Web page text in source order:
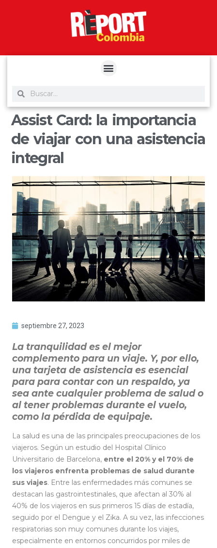
Assist Card: la importancia
de viajar con una asistencia
integral
septiembre 27, 2023
La tranquilidad es el mejor
complemento para un viaje. Y, por ello,
una tarjeta de asistencia es esencial
para para contar con un respaldo, ya
sea ante cualquier problema de salud o
al tener problemas durante el vuelo,
como la pérdida de equipaje.
La salud es una de las principales preocupaciones de los
viajeros. Según un estudio del Hospital Clínico
Universitario de Barcelona, entre el 20% y el 70% de
los viajeros enfrenta problemas de salud durante
sus viajes. Entre las enfermedades más comunes se
destacan las gastrointestinales, que afectan al 30% al
40% de los viajeros en sus primeros 15 días de estadía,
seguido por el Dengue y el Zika. A su vez, las infecciones
respiratorias son muy comunes durante los viajes,
especialmente en entornos concurridos por miles de